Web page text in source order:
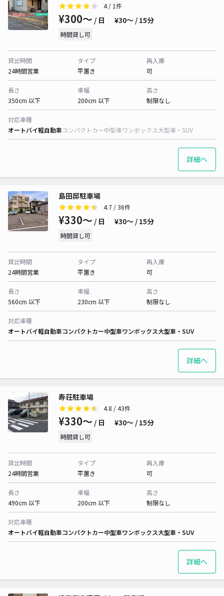
4/ 1件
¥300〜 / 日 ¥30〜 / 15分
時間貸し可
貸出時間
24時間営業
タイプ
平置き
再入庫
可
長さ
350cm 以下
車幅
200cm 以下
高さ
制限なし
対応車種
オートバイ軽自動車コンパクトカー中型車ワンボックス大型車・SUV
詳細へ
島田邸駐車場
4.7 / 36件
¥330〜 / 日 ¥30〜 / 15分
時間貸し可
貸出時間
24時間営業
タイプ
平置き
再入庫
可
長さ
560cm 以下
車幅
230cm 以下
高さ
制限なし
対応車種
オートバイ軽自動車コンパクトカー中型車ワンボックス大型車・SUV
詳細へ
寿荘駐車場
4.8 / 43件
¥330〜 / 日 ¥30〜 / 15分
時間貸し可
貸出時間
24時間営業
タイプ
平置き
再入庫
可
長さ
490cm 以下
車幅
200cm 以下
高さ
制限なし
対応車種
オートバイ軽自動車コンパクトカー中型車ワンボックス大型車・SUV
詳細へ